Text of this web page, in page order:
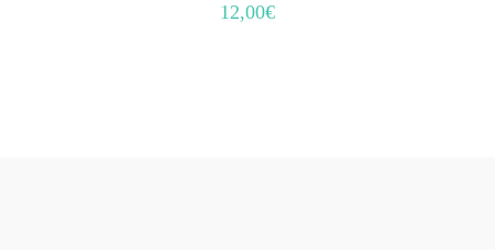
12,00€